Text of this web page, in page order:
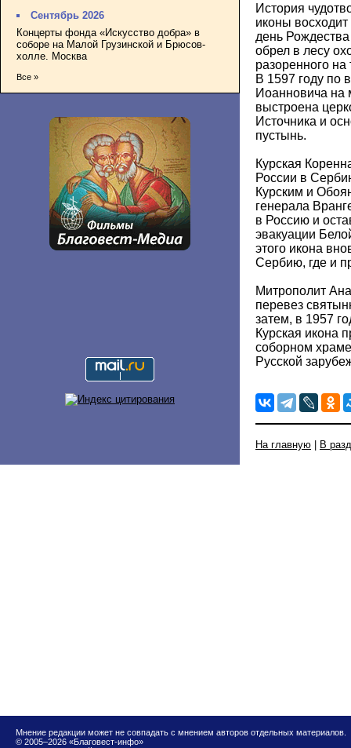
Сентябрь 2026
Концерты фонда «Искусство добра» в
соборе на Малой Грузинской и Брюсов-
холле. Москва
Все »
История
иконы восходит
день
обрел в лесу
разоренного
В 1597 году по
Иоанновича на
выстроена
Источника и
пустынь.
Курская
России в
Курским и
генерала
в Россию и
эвакуации
этого икона
Сербию, где и
Митрополит
перевез
затем, в 1957
Курская икона
соборном
Русской
На главную | В
Мнение редакции может не совпадать с мнением авторов отдельных материалов.
© 2005–2026 «Благовест-инфо»